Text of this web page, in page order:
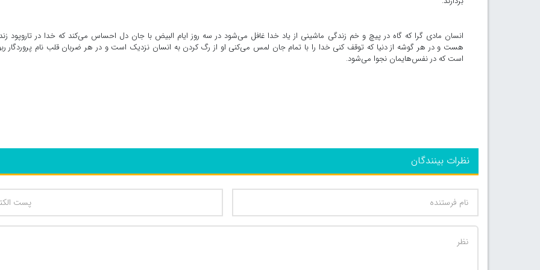
انسان مادی گرا که گاه در پیچ و خم زندگی ماشینی از یاد خدا غافل می‌شود در سه روز ایام البیض با جان دل احساس می‌کند که خدا در تاروپود
هست و در هر گوشه از دنیا که توقف کنی خدا را با تمام جان لمس می‌کنی او از رگ کردن به انسان نزدیک است و در هر ضربان قلب نام پروردگار
است که در نفس‌هایمان نجوا می‌شود.
نظرات بینندگان